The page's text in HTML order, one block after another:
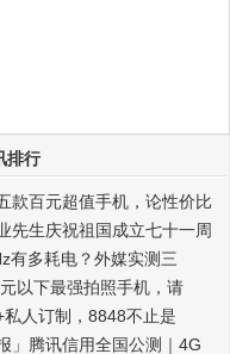
排行
款百元超值手机，论性价比
先生庆祝祖国成立七十一周
有多耗电？外媒实测三
以下最强拍照手机，请
私人订制，8848不止是
」腾讯信用全国公测｜4G